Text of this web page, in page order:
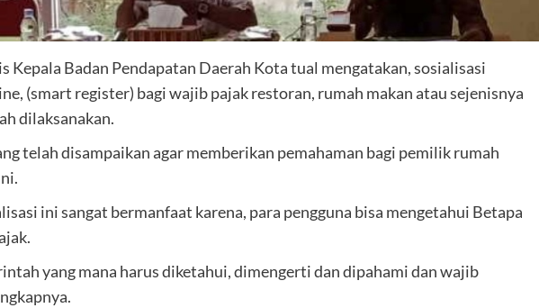
Kepala Badan Pendapatan Daerah Kota tual mengatakan, sosialisasi
(smart register) bagi wajib pajak restoran, rumah makan atau sejenisnya
dilaksanakan.
telah disampaikan agar memberikan pemahaman bagi pemilik rumah
ini sangat bermanfaat karena, para pengguna bisa mengetahui Betapa
yang mana harus diketahui, dimengerti dan dipahami dan wajib